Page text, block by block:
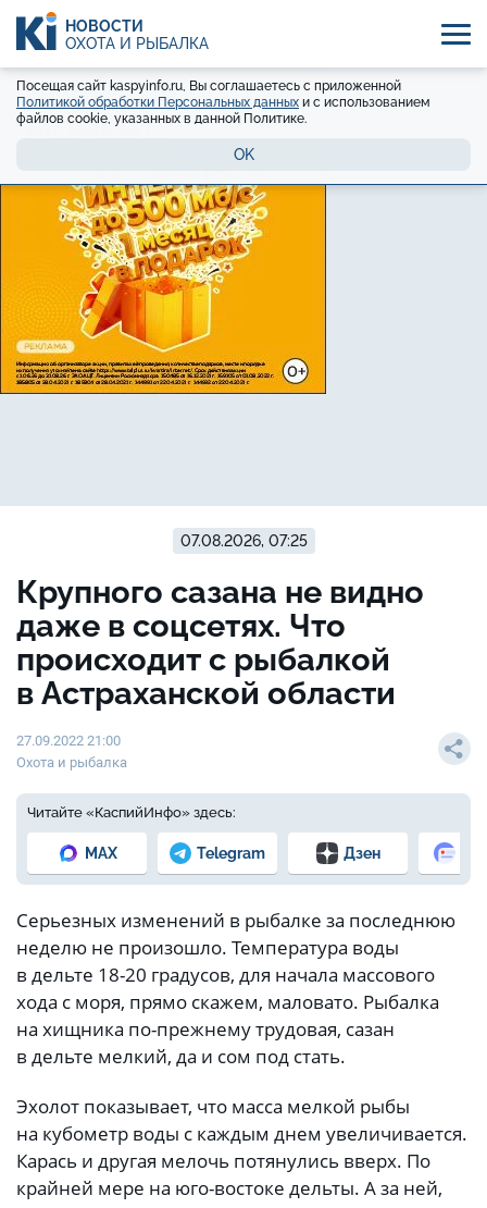
НОВОСТИ
ОХОТА И РЫБАЛКА
Посещая сайт kaspyinfo.ru, Вы соглашаетесь с приложенной
Политикой обработки Персональных данных и с использованием
файлов cookie, указанных в данной Политике.
OK
07.08.2026, 07:25
Крупного сазана не видно
даже в соцсетях. Что
происходит с рыбалкой
в Астраханской области
27.09.2022 21:00
Охота и рыбалка
Читайте «КаспийИнфо» здесь:
MAX Telegram Дзен
Серьезных изменений в рыбалке за последнюю
неделю не произошло. Температура воды
в дельте 18-20 градусов, для начала массового
хода с моря, прямо скажем, маловато. Рыбалка
на хищника по-прежнему трудовая, сазан
в дельте мелкий, да и сом под стать.
Эхолот показывает, что масса мелкой рыбы
на кубометр воды с каждым днем увеличивается.
Карась и другая мелочь потянулись вверх. По
крайней мере на юго-востоке дельты. А за ней,